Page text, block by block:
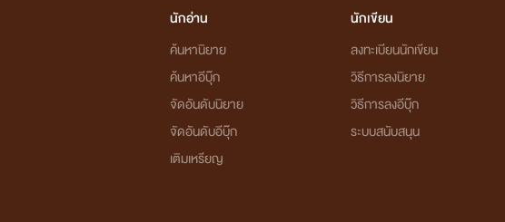
นักอ่าน
ค้นหานิยาย
ค้นหาอีบุ๊ก
จัดอันดับนิยาย
จัดอันดับอีบุ๊ก
เติมเหรียญ
นักเขียน
ลงทะเบียนนักเขียน
วิธีการลงนิยาย
วิธีการลงอีบุ๊ก
ระบบสนับสนุน